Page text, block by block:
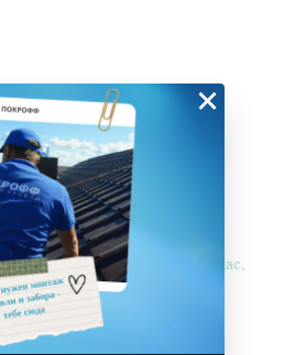
4 месяца. Покупайте - сейчас,
×